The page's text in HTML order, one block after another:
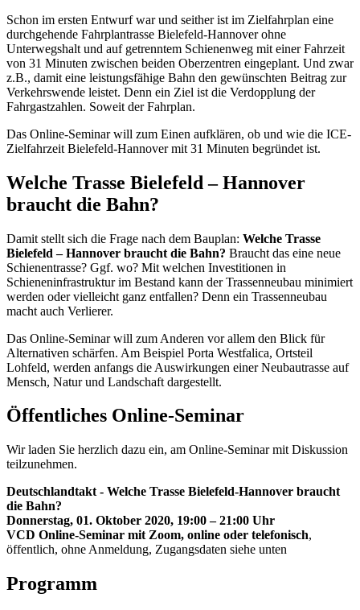
Schon im ersten Entwurf war und seither ist im Zielfahrplan eine
durchgehende Fahrplantrasse Bielefeld-Hannover ohne
Unterwegshalt und auf getrenntem Schienenweg mit einer Fahrzeit
von 31 Minuten zwischen beiden Oberzentren eingeplant. Und zwar
z.B., damit eine leistungsfähige Bahn den gewünschten Beitrag zur
Verkehrswende leistet. Denn ein Ziel ist die Verdopplung der
Fahrgastzahlen. Soweit der Fahrplan.
Das Online-Seminar will zum Einen aufklären, ob und wie die ICE-
Zielfahrzeit Bielefeld-Hannover mit 31 Minuten begründet ist.
Welche Trasse Bielefeld – Hannover
braucht die Bahn?
Damit stellt sich die Frage nach dem Bauplan: Welche Trasse
Bielefeld – Hannover braucht die Bahn? Braucht das eine neue
Schienentrasse? Ggf. wo? Mit welchen Investitionen in
Schieneninfrastruktur im Bestand kann der Trassenneubau minimiert
werden oder vielleicht ganz entfallen? Denn ein Trassenneubau
macht auch Verlierer.
Das Online-Seminar will zum Anderen vor allem den Blick für
Alternativen schärfen. Am Beispiel Porta Westfalica, Ortsteil
Lohfeld, werden anfangs die Auswirkungen einer Neubautrasse auf
Mensch, Natur und Landschaft dargestellt.
Öffentliches Online-Seminar
Wir laden Sie herzlich dazu ein, am Online-Seminar mit Diskussion
teilzunehmen.
Deutschlandtakt - Welche Trasse Bielefeld-Hannover braucht
die Bahn?
Donnerstag, 01. Oktober 2020, 19:00 – 21:00 Uhr
VCD Online-Seminar mit Zoom, online oder telefonisch,
öffentlich, ohne Anmeldung, Zugangsdaten siehe unten
Programm